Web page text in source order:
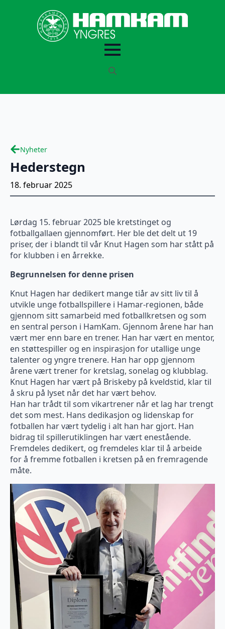
Nyheter
Hederstegn
18. februar 2025
Lørdag 15. februar 2025 ble kretstinget og
fotballgallaen gjennomført. Her ble det delt ut 19
priser, der i blandt til vår Knut Hagen som har stått på
for klubben i en årrekke.
Begrunnelsen for denne prisen
Knut Hagen har dedikert mange tiår av sitt liv til å
utvikle unge fotballspillere i Hamar-regionen, både
gjennom sitt samarbeid med fotballkretsen og som
en sentral person i HamKam. Gjennom årene har han
vært mer enn bare en trener. Han har vært en mentor,
en støttespiller og en inspirasjon for utallige unge
talenter og yngre trenere. Han har opp gjennom
årene vært trener for kretslag, sonelag og klubblag.
Knut Hagen har vært på Briskeby på kveldstid, klar til
å skru på lyset når det har vært behov.
Han har trådt til som vikartrener når et lag har trengt
det som mest. Hans dedikasjon og lidenskap for
fotballen har vært tydelig i alt han har gjort. Han
bidrag til spillerutiklingen har vært enestående.
Fremdeles dedikert, og fremdeles klar til å arbeide
for å fremme fotballen i kretsen på en fremragende
måte.